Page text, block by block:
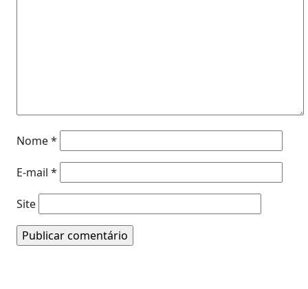
Nome*
E-mail *
Site